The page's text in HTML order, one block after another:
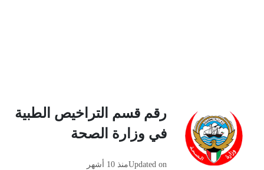
رقم قسم التراخيص الطبية
في وزارة الصحة
Updated onمنذ 10 أشهر